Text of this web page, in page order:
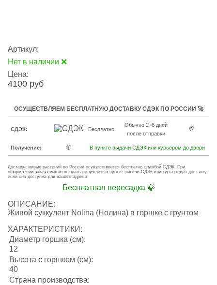
Артикул:
Нет в наличии ❌
Цена:
4100 руб
ОСУЩЕСТВЛЯЕМ БЕСПЛАТНУЮ ДОСТАВКУ СДЭК ПО РОССИИ 🚀
СДЭК: Бесплатно
Обычно 2–8 дней
после отправки
💳
Получение: 📦 В пункте выдачи СДЭК или курьером до двери
Доставка живых растений по России осуществляется бесплатно службой СДЭК. При
оформлении заказа можно выбрать получение в пункте выдачи СДЭК или курьерскую доставку,
если она доступна для вашего адреса.
Бесплатная пересадка 🍃
ОПИСАНИЕ:
Живой суккулент Nolina (Нолина) в горшке с грунтом
ХАРАКТЕРИСТИКИ:
Диаметр горшка (см):
12
Высота с горшком (см):
40
Страна производства: